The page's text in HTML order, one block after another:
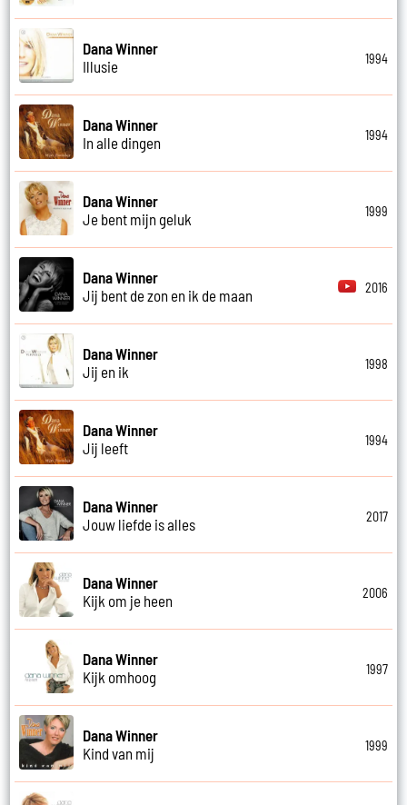
Dana Winner
Illusie
1994
Dana Winner
In alle dingen
1994
Dana Winner
Je bent mijn geluk
1999
Dana Winner
Jij bent de zon en ik de maan
2016
Dana Winner
Jij en ik
1998
Dana Winner
Jij leeft
1994
Dana Winner
Jouw liefde is alles
2017
Dana Winner
Kijk om je heen
2006
Dana Winner
Kijk omhoog
1997
Dana Winner
Kind van mij
1999